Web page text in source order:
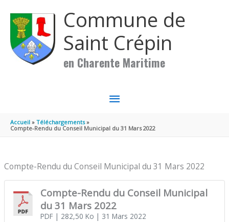
Commune de
Saint Crépin
en Charente Maritime
MENU
PRINCIPAL
Accueil
Téléchargements
Compte-Rendu du Conseil Municipal du 31 Mars 2022
Compte-Rendu du Conseil Municipal du 31 Mars 2022
Compte-Rendu du Conseil Municipal
du 31 Mars 2022
PDF| 282,50 Ko | 31 Mars 2022